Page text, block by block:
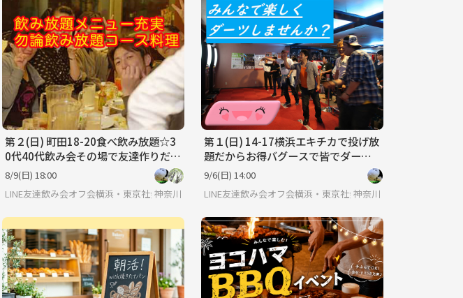
第２(日) 町田18-20食べ飲み放題☆3
0代40代飲み会その場で友達作りだよ
アットホームに初参加、一人参加大
歓迎
8/9(日) 18:00
LINE友達飲み会オフ会横浜・東京社会人サークル
神奈川
第１(日) 14-17横浜エキチカで投げ放
題だからお得バグースで皆でダーツ
しませんか？アットホームに楽しい
ですよ年齢不問
9/6(日) 14:00
LINE友達飲み会オフ会横浜・東京社会人サークル
神奈川